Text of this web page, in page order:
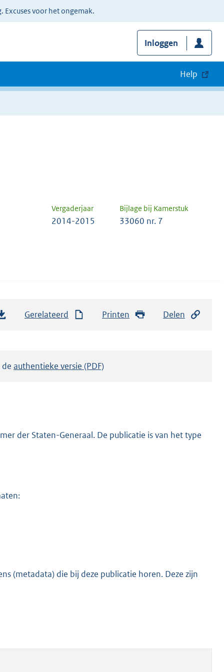
voor het ongemak.
Inloggen
Help
Vergaderjaar Bijlage bij Kamerstuk
2014-2015 33060 nr. 7
Gerelateerd Printen Delen
authentieke versie (PDF)
der Staten-Generaal. De publicatie is van het type
(metadata) die bij deze publicatie horen. Deze zijn